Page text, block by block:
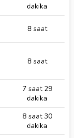
dakika
8 saat
8 saat
7 saat 29
dakika
8 saat 30
dakika